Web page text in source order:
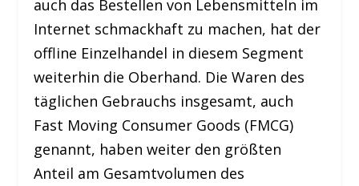
auch das Bestellen von Lebensmitteln im
Internet schmackhaft zu machen, hat der
offline Einzelhandel in diesem Segment
weiterhin die Oberhand. Die Waren des
täglichen Gebrauchs insgesamt, auch
Fast Moving Consumer Goods (FMCG)
genannt, haben weiter den größten
Anteil am Gesamtvolumen des